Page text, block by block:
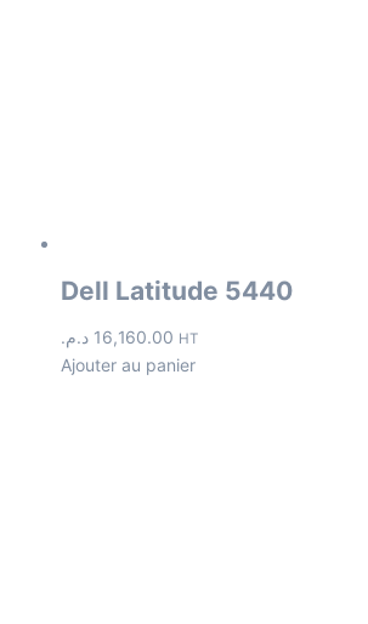
Dell Latitude 5440
16,160.00 د.م. HT
Ajouter au panier